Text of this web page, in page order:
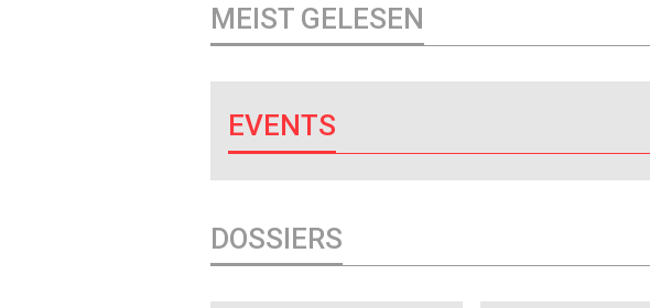
MEIST GELESEN
EVENTS
DOSSIERS